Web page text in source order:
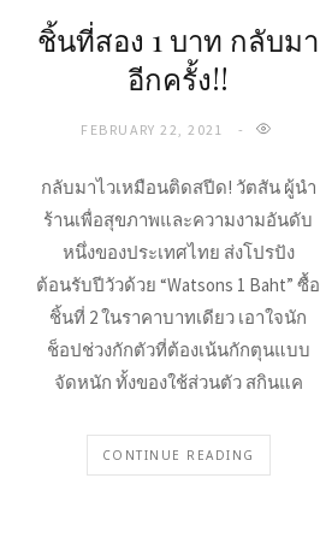
ชิ้นที่สอง 1 บาท กลับมา
อีกครั้ง!!
FEBRUARY 22, 2021
กลับมาไวเหมือนติดสปีด! วัตสัน ผู้นำ
ร้านเพื่อสุขภาพและความงามอันดับ
หนึ่งของประเทศไทย ส่งโปรปัง
ต้อนรับปีวัวด้วย “Watsons 1 Baht” ซื้อ
ชิ้นที่ 2 ในราคาบาทเดียว เอาใจนัก
ช็อปช่วงกักตัวที่ต้องเน้นกักตุนแบบ
จัดหนัก ทั้งของใช้ส่วนตัว สกินแค
CONTINUE READING